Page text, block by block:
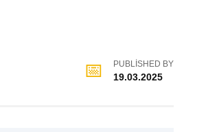
PUBLISHED BY
19.03.2025